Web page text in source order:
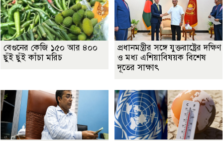
বেগুনের কেজি ১৫০ আর ৪০০
ছুঁই ছুঁই কাঁচা মরিচ
প্রধানমন্ত্রীর সঙ্গে যুক্তরাষ্ট্রের দক্ষিণ
ও মধ্য এশিয়াবিষয়ক বিশেষ
দূতের সাক্ষাৎ